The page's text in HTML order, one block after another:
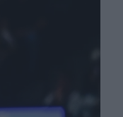
Ακρόπολις 2025